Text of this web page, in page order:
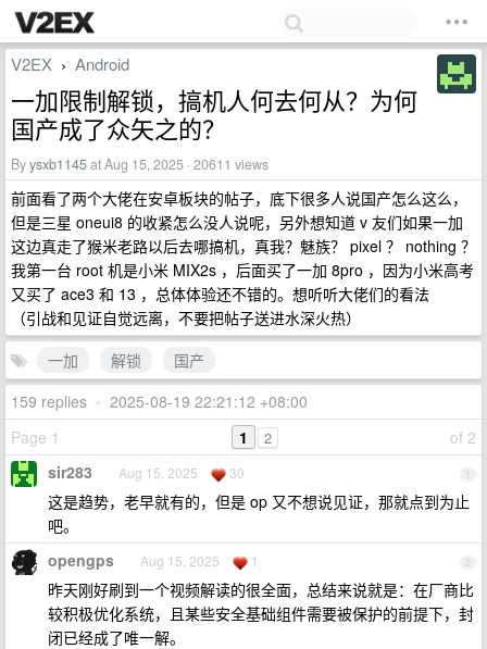
V2EX › Android
一加限制解锁，搞机人何去何从？为何
国产成了众矢之的？
Byysxb1145at Aug 15, 2025 · 20611 views
前面看了两个大佬在安卓板块的帖子，底下很多人说国产怎么这么，
但是三星 oneui8 的收紧怎么没人说呢，另外想知道 v 友们如果一加
这边真走了猴米老路以后去哪搞机，真我？魅族？ pixel ？ nothing ？
我第一台 root 机是小米 MIX2s ，后面买了一加 8pro ，因为小米高考
又买了 ace3 和 13 ，总体体验还不错的。想听听大佬们的看法
（引战和见证自觉远离，不要把帖子送进水深火热）
一加
解锁
国产
159 replies • 2025-08-19 22:21:12 +08:00
Page 1
of 2
1 2
1
sir283 Aug 15, 2025 30
这是趋势，老早就有的，但是 op 又不想说见证，那就点到为止
吧。
2
opengps Aug 15, 2025 1
昨天刚好刷到一个视频解读的很全面，总结来说就是：在厂商比
较积极优化系统，且某些安全基础组件需要被保护的前提下，封
闭已经成了唯一解。